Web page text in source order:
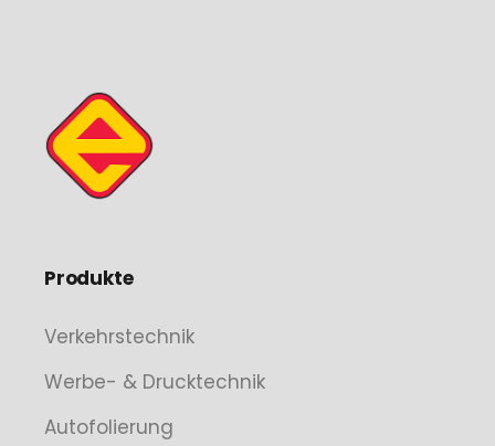
Produkte
Verkehrstechnik
Werbe- & Drucktechnik
Autofolierung